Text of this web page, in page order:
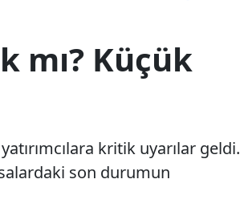
mı? Küçük
kritik uyarılar geldi.
son durumun